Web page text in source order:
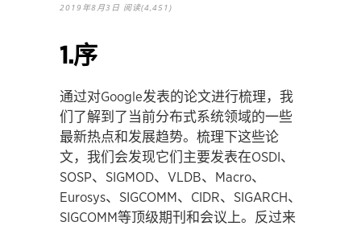
2019年8月3日 阅读(4,451)
1.序
通过对Google发表的论文进行梳理，我
们了解到了当前分布式系统领域的一些
最新热点和发展趋势。梳理下这些论
文，我们会发现它们主要发表在OSDI、
SOSP、SIGMOD、VLDB、Macro、
Eurosys、SIGCOMM、CIDR、SIGARCH、
SIGCOMM等顶级期刊和会议上。反过来